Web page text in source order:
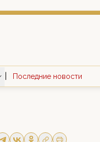
Последние новости